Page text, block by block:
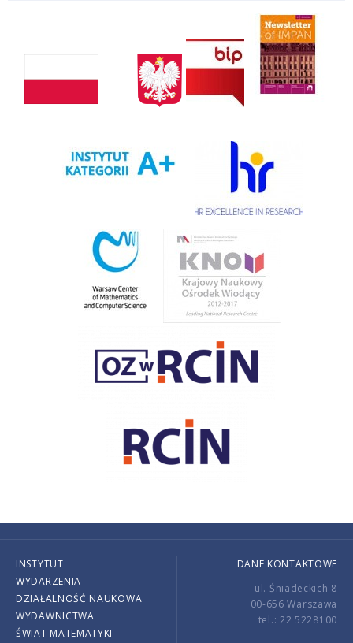
INSTYTUT
WYDARZENIA
DZIAŁALNOŚĆ NAUKOWA
WYDAWNICTWA
ŚWIAT MATEMATYKI
DANE KONTAKTOWE
ul. Śniadeckich 8
00-656 Warszawa
tel.: 22 5228100